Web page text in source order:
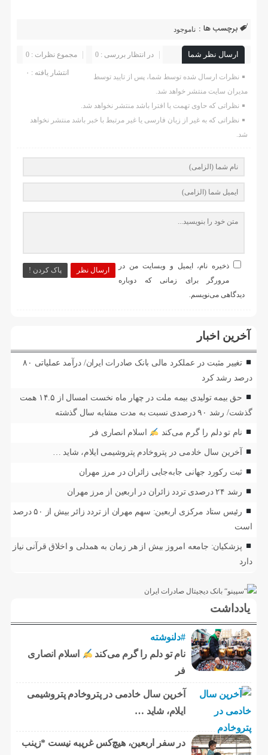
برچسب ها : ناموجود
ارسال نظر شما مجموع نظرات : 0 در انتظار بررسی : 0
انتشار یافته : ۰
نظرات ارسال شده توسط شما، پس از تایید توسط
مدیران سایت منتشر خواهد شد.
نظراتی که حاوی تهمت یا افترا باشد منتشر نخواهد شد.
نظراتی که به غیر از زبان فارسی یا غیر مرتبط با خبر باشد منتشر نخواهد
شد.
ارسال نظر پاک کردن !
ذخیره نام، ایمیل و وبسایت من در
مرورگر برای زمانی که دوباره
دیدگاهی می‌نویسم.
آخرین اخبار
تغییر مثبت در عملکرد مالی بانک صادرات ایران/ درآمد عملیاتی ۸۰
درصد رشد کرد
حق بیمه تولیدی بیمه ملت در چهار ماه نخست امسال از ۱۴.۵ همت
گذشت/ رشد ۹۰ درصدی نسبت به مدت مشابه سال گذشته
نام تو دلم را گرم می‌کند اسلام انصاری فر
آخرین سال خادمی در پتروخادم پتروشیمی ایلام، شاید …
ثبت رکورد جهانی جابه‌جایی زائران در مرز مهران
رشد ۲۴ درصدی تردد زائران در اربعین از مرز مهران
رئیس ستاد مرکزی اربعین: سهم مهران از تردد زائر بیش از ۵۰ درصد
است
پزشکیان: جامعه امروز بیش از هر زمان به همدلی و اخلاق قرآنی نیاز
دارد
یادداشت
#دلنوشته
نام تو دلم را گرم می‌کند
اسلام انصاری
فر
آخرین سال خادمی در پتروخادم پتروشیمی
ایلام، شاید …
در سفر اربعین، هیچ‌کس غریبه نیست *زینب